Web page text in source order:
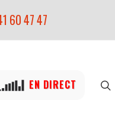
60 47 47
EN DIRECT